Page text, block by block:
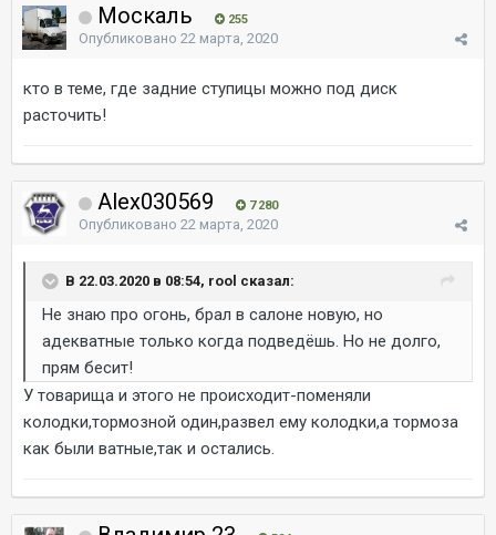
Москаль 255
Опубликовано 22 марта, 2020
кто в теме, где задние ступицы можно под диск
расточить!
Alex030569 7 280
Опубликовано 22 марта, 2020
В 22.03.2020 в 08:54, rool сказал:
Не знаю про огонь, брал в салоне новую, но
адекватные только когда подведёшь. Но не долго,
прям бесит!
У товарища и этого не происходит-поменяли
колодки,тормозной один,развел ему колодки,а тормоза
как были ватные,так и остались.